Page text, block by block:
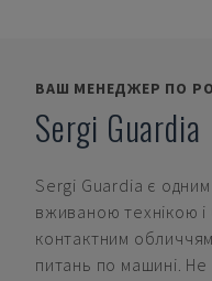
ВАШ МЕНЕДЖЕР ПО
Sergi Guardia
Sergi Guardia є одним
вживаною технікою
контактним
питань по машині.